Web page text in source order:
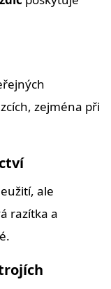
zejména při
ale
razítka a